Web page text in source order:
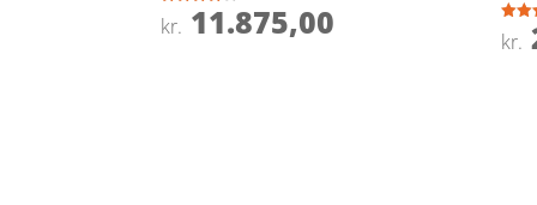
Vurderet
3.8
kr. 11.875,00
5
kr.